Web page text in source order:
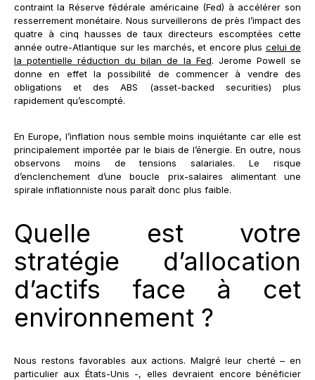
contraint la Réserve fédérale américaine (Fed) à accélérer son
resserrement monétaire. Nous surveillerons de près l’impact des
quatre à cinq hausses de taux directeurs escomptées cette
année outre-Atlantique sur les marchés, et encore plus celui de
la potentielle réduction du bilan de la Fed. Jerome Powell se
donne en effet la possibilité de commencer à vendre des
obligations et des ABS (asset-backed securities) plus
rapidement qu’escompté.
En Europe, l’inflation nous semble moins inquiétante car elle est
principalement importée par le biais de l’énergie. En outre, nous
observons moins de tensions salariales. Le risque
d’enclenchement d’une boucle prix-salaires alimentant une
spirale inflationniste nous paraît donc plus faible.
Quelle est votre
stratégie d’allocation
d’actifs face à cet
environnement ?
Nous restons favorables aux actions. Malgré leur cherté – en
particulier aux États-Unis -, elles devraient encore bénéficier